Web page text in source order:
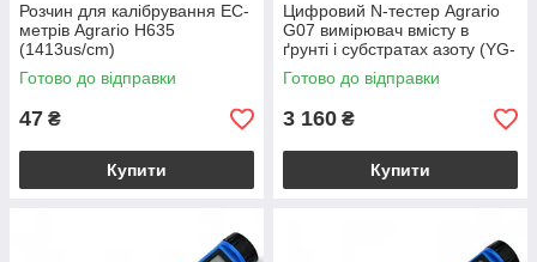
Розчин для калібрування ЕС-
метрів Agrario H635
(1413us/cm)
Готово до відправки
47 ₴
Купити
Цифровий N-тестер Agrario
G07 вимірювач вмісту в
ґрунті і субстратах азоту (YG-
LY607)
Готово до відправки
3 160 ₴
Купити